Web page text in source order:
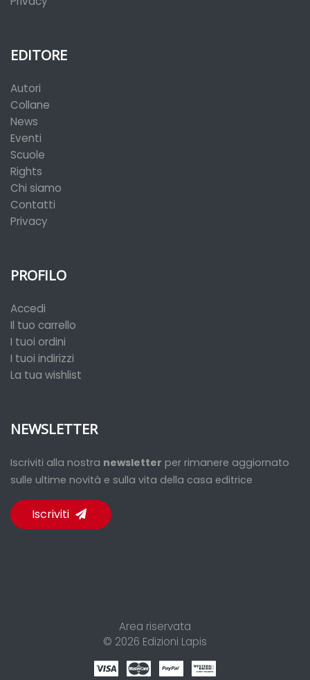
EDITORE
Autori
Collane
News
Eventi
Scuole
Rights
Chi siamo
Contatti
Privacy
PROFILO
Accedi
Il tuo carrello
I tuoi ordini
I tuoi indirizzi
La tua wishlist
NEWSLETTER
Iscriviti alla nostra newsletter per rimanere aggiornato
sulle ultime novità e sulla vita della casa editrice
Iscriviti
Area riservata
© 2026 Edizioni Lapis